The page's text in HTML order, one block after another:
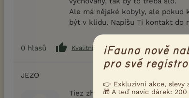
Ale má nějaké kobyly, ale
být v klidu. Napíšu Ti kontakt do
0 hlasů Kvalitní příspěvek
JEZO
Tiez zhanam haflinga ktory by
iFauna nově
pro své
👉 Exkluzivní akce, slevy
🎁 A teď navíc dárek: